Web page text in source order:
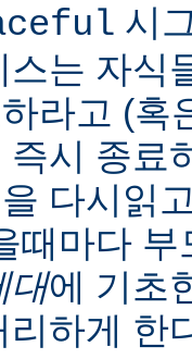
시
스는 자식
라고 (혹
즉시 종료
다시읽
때마다
대에 기초
리하게 한